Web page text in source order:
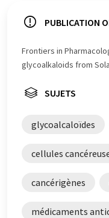
propose ces
été traduit avec
qu'il contienne des
trouvéici .
PUBLICATION
Frontiers in
glycoalkaloids from
SUJETS
glycoalcaloïdes
cellules
cancérigènes
médicaments